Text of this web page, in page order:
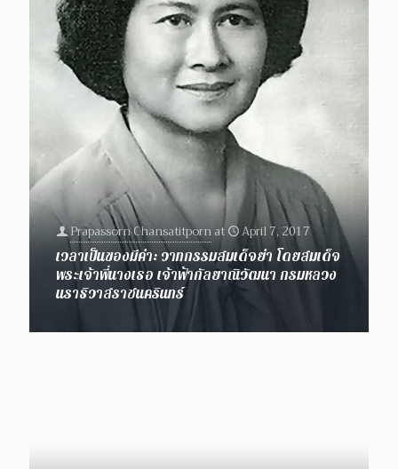
Prapassorn Chansatitpornat
April 7, 2017
เวลาเป็นของมีค่า: วาทกรรมสมเด็จย่า โดยสมเด็จ
พระเจ้าพี่นางเธอ เจ้าฟ้ากัลยาณิวัฒนา กรมหลวง
นราธิวาสราชนครินทร์